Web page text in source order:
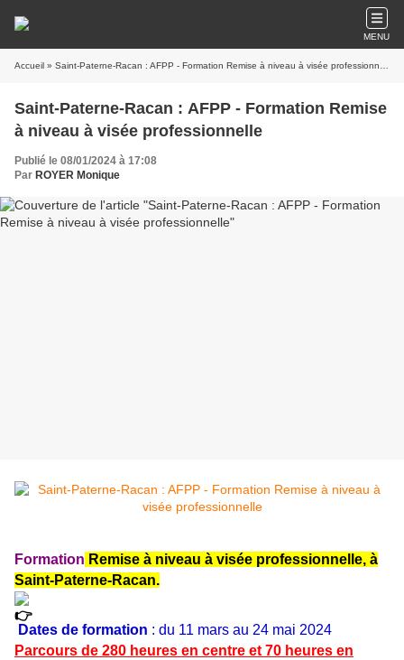
MENU
Accueil » Saint-Paterne-Racan : AFPP - Formation Remise à niveau à visée professionnelle
Saint-Paterne-Racan : AFPP - Formation Remise
à niveau à visée professionnelle
Publié le 08/01/2024 à 17:08
Par ROYER Monique
Formation Remise à niveau à visée professionnelle, à
Saint-Paterne-Racan.
Dates de formation : du 11 mars au 24 mai 2024
Parcours de 280 heures en centre et 70 heures en